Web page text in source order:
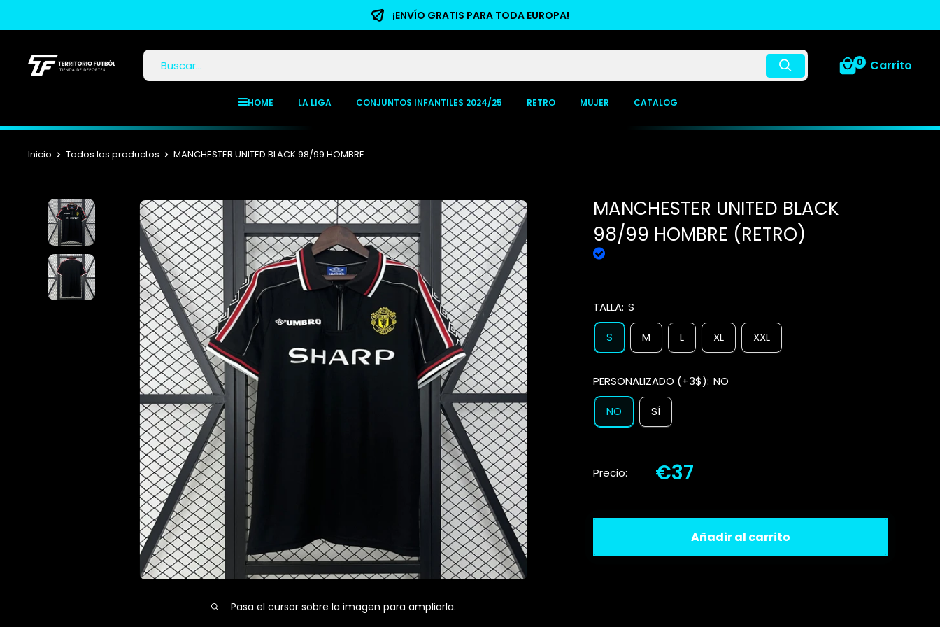
¡ENVÍO GRATIS PARA TODA EUROPA!
0 Carrito
HOME LA LIGA CONJUNTOS INFANTILES 2024/25 RETRO MUJER CATALOG
Inicio Todos los productos MANCHESTER UNITED BLACK 98/99 HOMBRE ...
Pasa el cursor sobre la imagen para ampliarla.
MANCHESTER UNITED BLACK
98/99 HOMBRE (RETRO)
TALLA: S
S M L XL XXL
PERSONALIZADO (+3$): NO
NO SÍ
Precio: €37
Añadir al carrito